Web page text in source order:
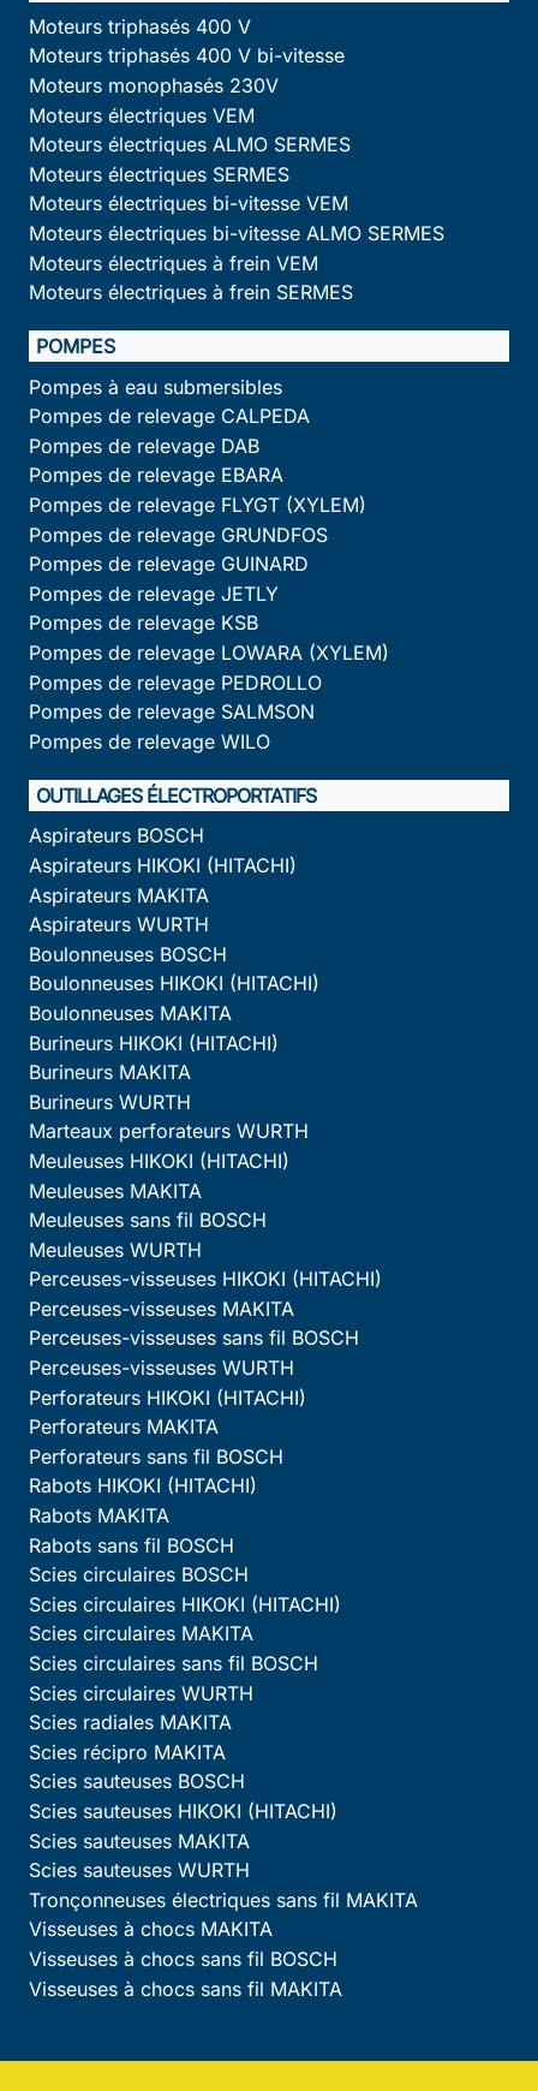
Moteurs triphasés 400 V
Moteurs triphasés 400 V bi-vitesse
Moteurs monophasés 230V
Moteurs électriques VEM
Moteurs électriques ALMO SERMES
Moteurs électriques SERMES
Moteurs électriques bi-vitesse VEM
Moteurs électriques bi-vitesse ALMO SERMES
Moteurs électriques à frein VEM
Moteurs électriques à frein SERMES
POMPES
Pompes à eau submersibles
Pompes de relevage CALPEDA
Pompes de relevage DAB
Pompes de relevage EBARA
Pompes de relevage FLYGT (XYLEM)
Pompes de relevage GRUNDFOS
Pompes de relevage GUINARD
Pompes de relevage JETLY
Pompes de relevage KSB
Pompes de relevage LOWARA (XYLEM)
Pompes de relevage PEDROLLO
Pompes de relevage SALMSON
Pompes de relevage WILO
OUTILLAGES ÉLECTROPORTATIFS
Aspirateurs BOSCH
Aspirateurs HIKOKI (HITACHI)
Aspirateurs MAKITA
Aspirateurs WURTH
Boulonneuses BOSCH
Boulonneuses HIKOKI (HITACHI)
Boulonneuses MAKITA
Burineurs HIKOKI (HITACHI)
Burineurs MAKITA
Burineurs WURTH
Marteaux perforateurs WURTH
Meuleuses HIKOKI (HITACHI)
Meuleuses MAKITA
Meuleuses sans fil BOSCH
Meuleuses WURTH
Perceuses-visseuses HIKOKI (HITACHI)
Perceuses-visseuses MAKITA
Perceuses-visseuses sans fil BOSCH
Perceuses-visseuses WURTH
Perforateurs HIKOKI (HITACHI)
Perforateurs MAKITA
Perforateurs sans fil BOSCH
Rabots HIKOKI (HITACHI)
Rabots MAKITA
Rabots sans fil BOSCH
Scies circulaires BOSCH
Scies circulaires HIKOKI (HITACHI)
Scies circulaires MAKITA
Scies circulaires sans fil BOSCH
Scies circulaires WURTH
Scies radiales MAKITA
Scies récipro MAKITA
Scies sauteuses BOSCH
Scies sauteuses HIKOKI (HITACHI)
Scies sauteuses MAKITA
Scies sauteuses WURTH
Tronçonneuses électriques sans fil MAKITA
Visseuses à chocs MAKITA
Visseuses à chocs sans fil BOSCH
Visseuses à chocs sans fil MAKITA